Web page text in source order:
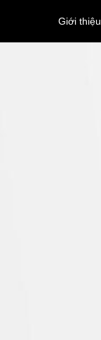
Giới thiệu